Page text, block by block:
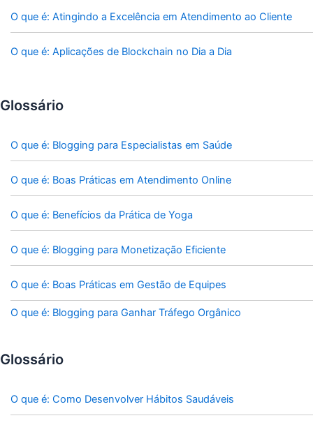
O que é: Atingindo a Excelência em Atendimento ao Cliente
O que é: Aplicações de Blockchain no Dia a Dia
Glossário
O que é: Blogging para Especialistas em Saúde
O que é: Boas Práticas em Atendimento Online
O que é: Benefícios da Prática de Yoga
O que é: Blogging para Monetização Eficiente
O que é: Boas Práticas em Gestão de Equipes
O que é: Blogging para Ganhar Tráfego Orgânico
Glossário
O que é: Como Desenvolver Hábitos Saudáveis